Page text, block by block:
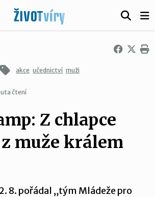
akce učednictví muži
čtení
Z chlapce
muže králem
8. pořádal „tým Mládeže pro